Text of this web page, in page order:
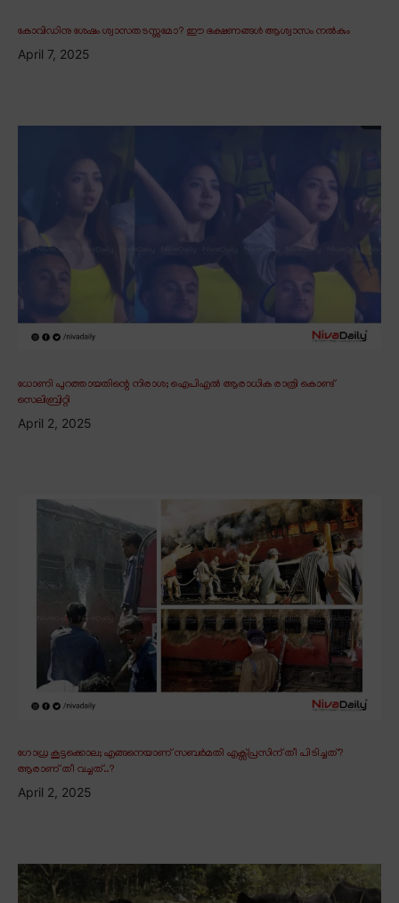
കോവിഡിനു ശേഷം ശ്വാസതടസ്സമോ? ഈ ഭക്ഷണങ്ങൾ ആശ്വാസം നൽകും
April 7, 2025
ധോണി പുറത്തായതിന്റെ നിരാശ; ഐപിഎൽ ആരാധിക രാത്രി കൊണ്ട്
സെലിബ്രിറ്റി
April 2, 2025
ഗോധ്ര കൂട്ടക്കൊല; എങ്ങനെയാണ് സബർമതി എക്സ്പ്രസിന് തീ പിടിച്ചത്?
ആരാണ് തീ വച്ചത്..?
April 2, 2025